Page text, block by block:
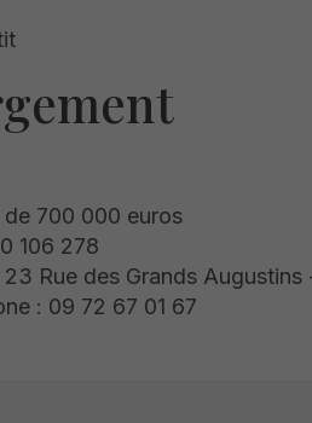
700 000 euros
106 278
23 Rue des Grands
: 09 72 67 01 67